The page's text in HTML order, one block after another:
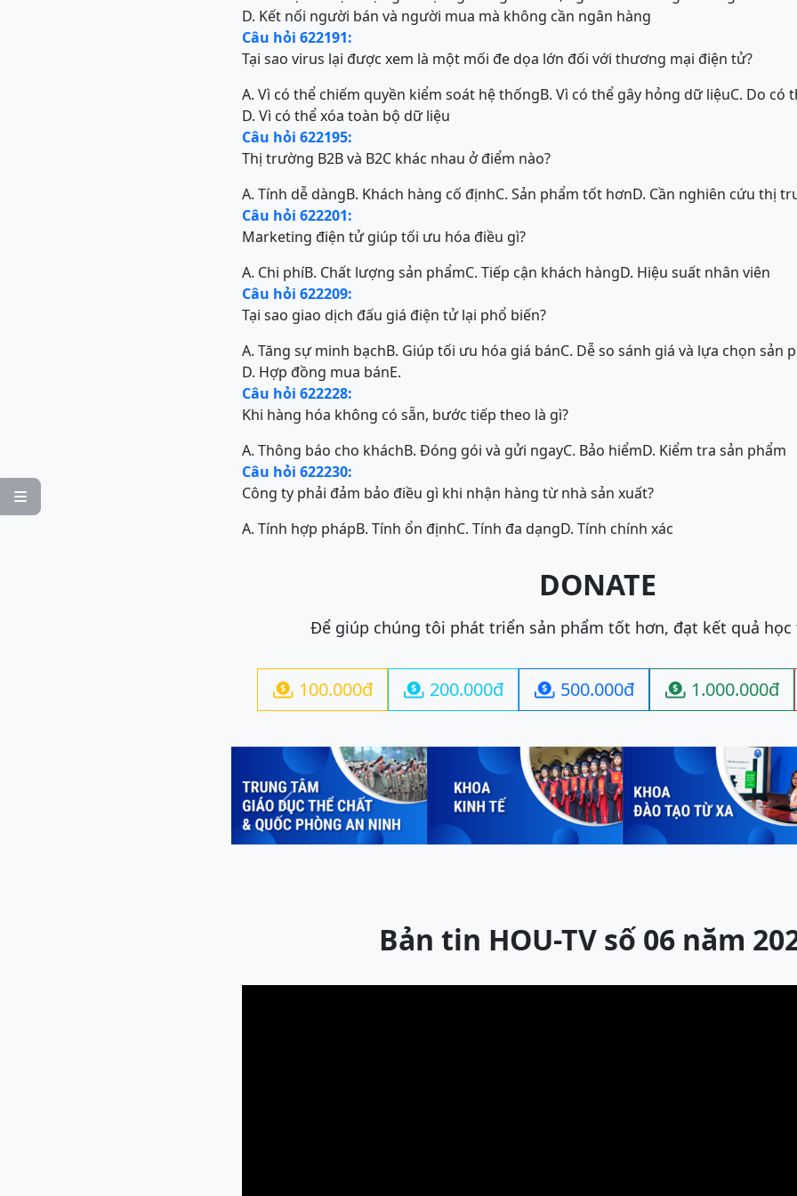

D. Kết nối người bán và người mua mà không cần ngân hàng
Câu hỏi 622191:
Tại sao virus lại được xem là một mối đe dọa lớn đối với thương mại điện tử?
A. Vì có thể chiếm quyền kiểm soát hệ thốngB. Vì có thể gây hỏng dữ liệuC. Do có
D. Vì có thể xóa toàn bộ dữ liệu
Câu hỏi 622195:
Thị trường B2B và B2C khác nhau ở điểm nào?
A. Tính dễ dàngB. Khách hàng cố địnhC. Sản phẩm tốt hơnD. Cần nghiên cứu thị
Câu hỏi 622201:
Marketing điện tử giúp tối ưu hóa điều gì?
A. Chi phíB. Chất lượng sản phẩmC. Tiếp cận khách hàngD. Hiệu suất nhân viên
Câu hỏi 622209:
Tại sao giao dịch đấu giá điện tử lại phổ biến?
A. Tăng sự minh bạchB. Giúp tối ưu hóa giá bánC. Dễ so sánh giá và lựa chọn sản
D. Hợp đồng mua bánE.
Câu hỏi 622228:
Khi hàng hóa không có sẵn, bước tiếp theo là gì?
A. Thông báo cho kháchB. Đóng gói và gửi ngayC. Bảo hiểmD. Kiểm tra sản phẩm
Câu hỏi 622230:
Công ty phải đảm bảo điều gì khi nhận hàng từ nhà sản xuất?
A. Tính hợp phápB. Tính ổn địnhC. Tính đa dạngD. Tính chính xác
DONATE
Để giúp chúng tôi phát triển sản phẩm tốt hơn, đạt kết quả học
 100.000đ  200.000đ  500.000đ  1.000.000đ
Previous
Bản tin HOU-TV số 06 năm